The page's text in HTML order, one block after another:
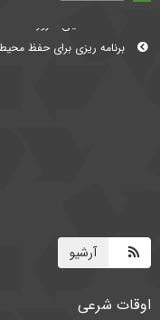
برنامه ریزی برای حفظ
آرشیو
اوقات شرعی